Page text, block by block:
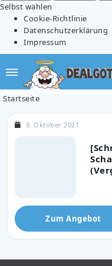
Selbst wählen
Cookie-Richtlinie
Datenschutzerklärung
Impressum
Startseite
9. Oktober 2021
Zum Angebot